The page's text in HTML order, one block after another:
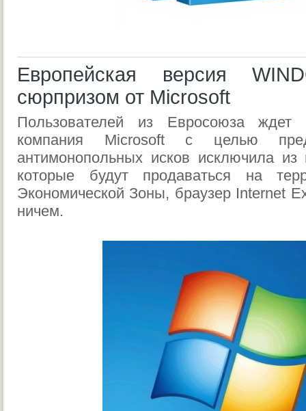
Европейская версия
сюрпризом от Microsoft
Пользователей из Евросоюза ждет
компания Microsoft с целью
антимонопольных исков исключила
которые будут продаваться на
Экономической Зоны, браузер Internet
ничем.